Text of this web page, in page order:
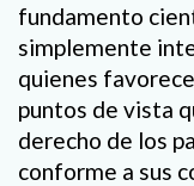
fundamento
simplemente
quienes
puntos de vista
derecho de los
conforme a sus